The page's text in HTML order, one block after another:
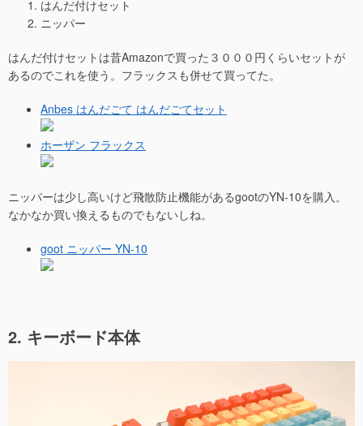
はんだ付けセット
ニッパー
はんだ付けセットは昔Amazonで買った３０００円くらいセットが
あるのでこれを使う。フラックスも併せて買ってた。
Anbes はんだごて はんだごてセット
ホーザン フラックス
ニッパーは少し高いけど飛散防止機能があるgootのYN-10を購入。
なかなか買い換えるものでもないしね。
goot ニッパー YN-10
2. キーボード本体